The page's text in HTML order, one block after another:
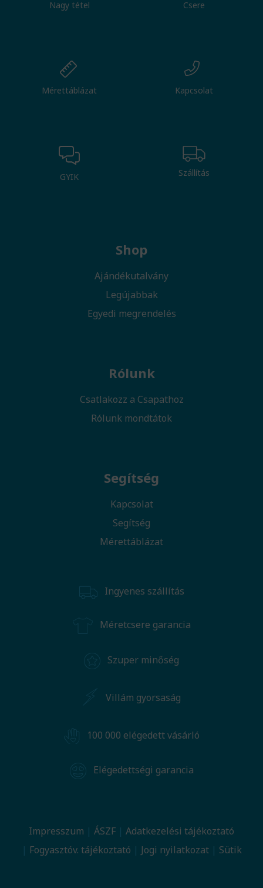
Nagy tétel Csere
Mérettáblázat Kapcsolat
GYIK Szállítás
Shop
Ajándékutalvány
Legújabbak
Egyedi megrendelés
Rólunk
Csatlakozz a Csapathoz
Rólunk mondtátok
Segítség
Kapcsolat
Segítség
Mérettáblázat
Ingyenes szállítás
Méretcsere garancia
Szuper minőség
Villám gyorsaság
100 000 elégedett vásárló
Elégedettségi garancia
Impresszum ÁSZF
Adatkezelési tájékoztató
Fogyasztóv. tájékoztató
Jogi nyilatkozat Sütik